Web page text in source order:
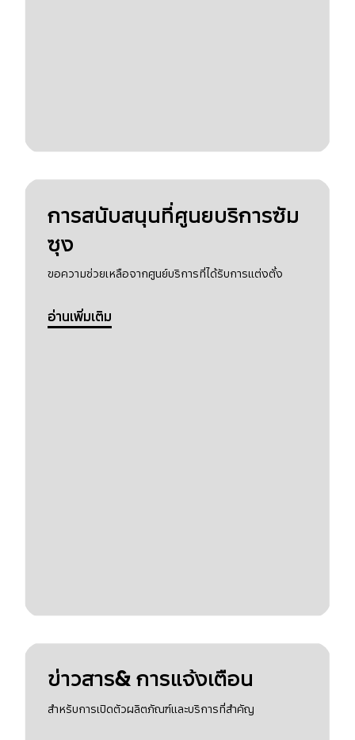
การสนับสนุนที่ศูนยบริการซัม
ซุง
ขอความช่วยเหลือจากศูนย์บริการที่ได้รับการแต่งตั้ง
อ่านเพิ่มเติม
ข่าวสาร& การแจ้งเตือน
สำหรับการเปิดตัวผลิตภัณฑ์และบริการที่สำคัญ